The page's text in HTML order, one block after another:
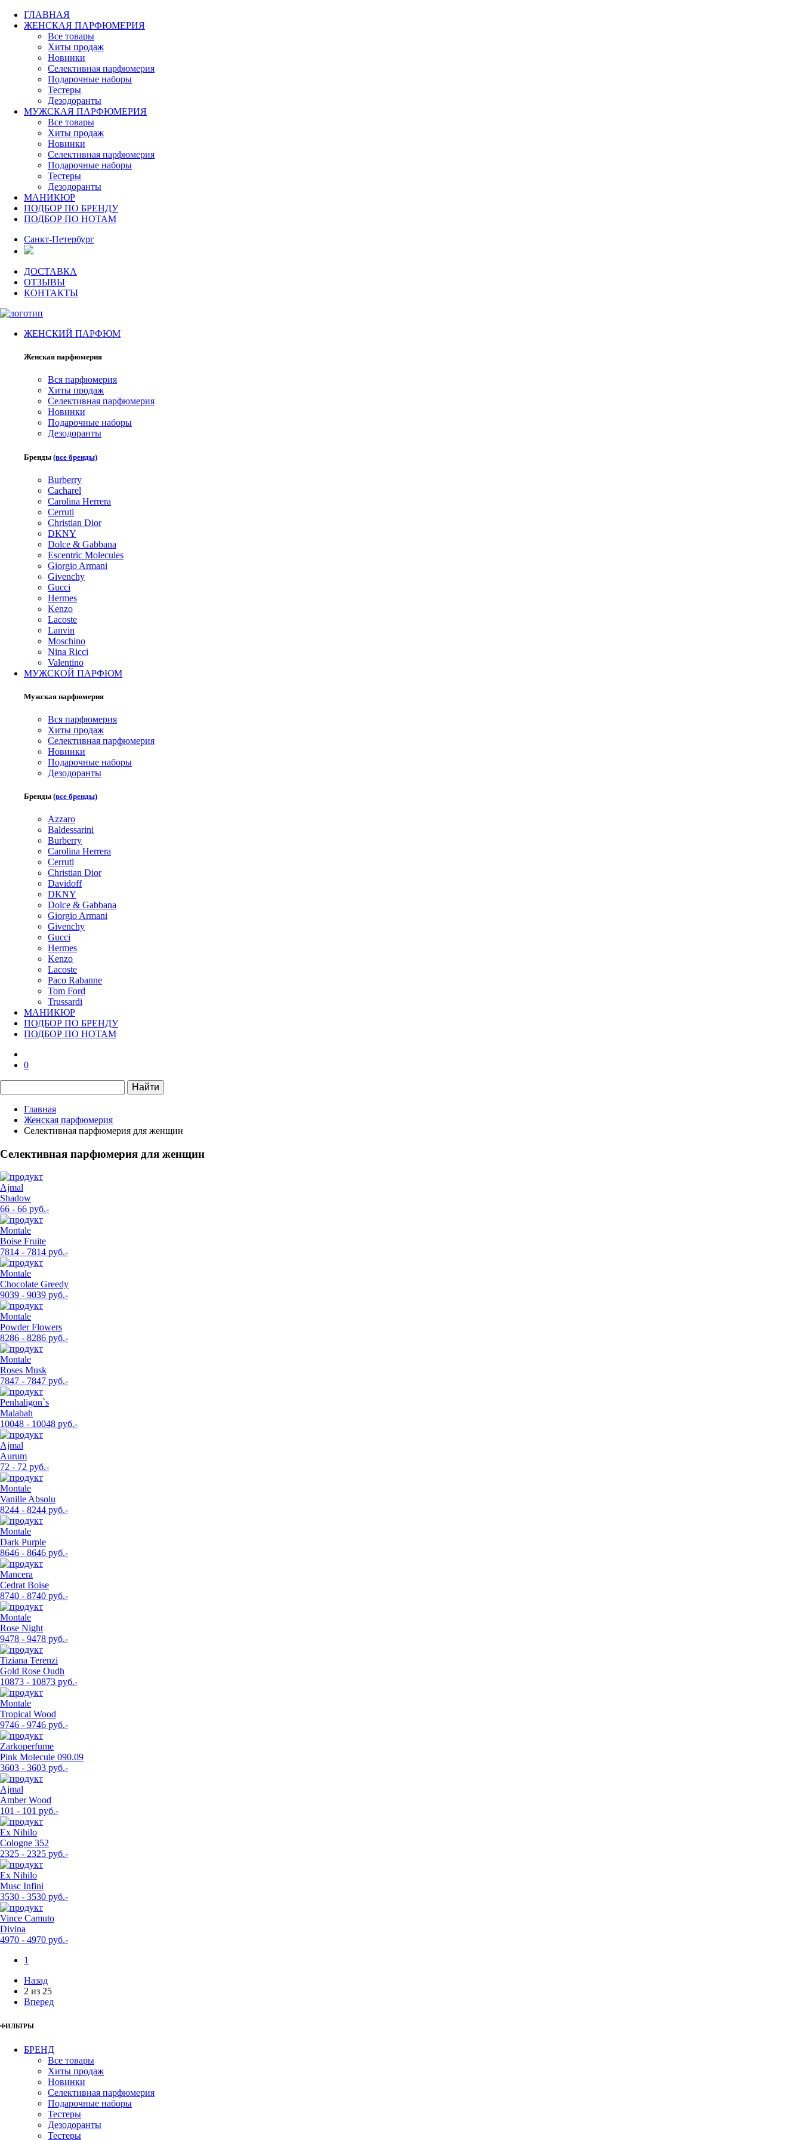
ГЛАВНАЯ
ЖЕНСКАЯ ПАРФЮМЕРИЯ
Все товары
Хиты продаж
Новинки
Селективная парфюмерия
Подарочные наборы
Тестеры
Дезодоранты
МУЖСКАЯ ПАРФЮМЕРИЯ
Все товары
Хиты продаж
Новинки
Селективная парфюмерия
Подарочные наборы
Тестеры
Дезодоранты
МАНИКЮР
ПОДБОР ПО БРЕНДУ
ПОДБОР ПО НОТАМ
Санкт-Петербург
ДОСТАВКА
ОТЗЫВЫ
КОНТАКТЫ
ЖЕНСКИЙ ПАРФЮМ
Женская парфюмерия
Вся парфюмерия
Хиты продаж
Селективная парфюмерия
Новинки
Подарочные наборы
Дезодоранты
Бренды (все бренды)
Burberry
Cacharel
Carolina Herrera
Cerruti
Christian Dior
DKNY
Dolce & Gabbana
Escentric Molecules
Giorgio Armani
Givenchy
Gucci
Hermes
Kenzo
Lacoste
Lanvin
Moschino
Nina Ricci
Valentino
МУЖСКОЙ ПАРФЮМ
Мужская парфюмерия
Вся парфюмерия
Хиты продаж
Селективная парфюмерия
Новинки
Подарочные наборы
Дезодоранты
Бренды (все бренды)
Azzaro
Baldessarini
Burberry
Carolina Herrera
Cerruti
Christian Dior
Davidoff
DKNY
Dolce & Gabbana
Giorgio Armani
Givenchy
Gucci
Hermes
Kenzo
Lacoste
Paco Rabanne
Tom Ford
Trussardi
МАНИКЮР
ПОДБОР ПО БРЕНДУ
ПОДБОР ПО НОТАМ
0
Найти
Главная
Женская парфюмерия
Селективная парфюмерия для женщин
Селективная парфюмерия для женщин
Ajmal
Shadow
66 - 66 руб.-
Montale
Boise Fruite
7814 - 7814 руб.-
Montale
Chocolate Greedy
9039 - 9039 руб.-
Montale
Powder Flowers
8286 - 8286 руб.-
Montale
Roses Musk
7847 - 7847 руб.-
Penhaligon`s
Malabah
10048 - 10048 руб.-
Ajmal
Aurum
72 - 72 руб.-
Montale
Vanille Absolu
8244 - 8244 руб.-
Montale
Dark Purple
8646 - 8646 руб.-
Mancera
Cedrat Boise
8740 - 8740 руб.-
Montale
Rose Night
9478 - 9478 руб.-
Tiziana Terenzi
Gold Rose Oudh
10873 - 10873 руб.-
Montale
Tropical Wood
9746 - 9746 руб.-
Zarkoperfume
Pink Molecule 090.09
3603 - 3603 руб.-
Ajmal
Amber Wood
101 - 101 руб.-
Ex Nihilo
Cologne 352
2325 - 2325 руб.-
Ex Nihilo
Musc Infini
3530 - 3530 руб.-
Vince Camuto
Divina
4970 - 4970 руб.-
1
Назад
2 из 25
Вперед
ФИЛЬТРЫ
БРЕНД
Все товары
Хиты продаж
Новинки
Селективная парфюмерия
Подарочные наборы
Тестеры
Дезодоранты
Тестеры